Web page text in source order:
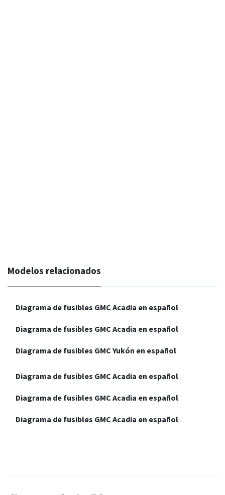
Modelos relacionados
Diagrama de fusibles GMC Acadia en español
Diagrama de fusibles GMC Acadia en español
Diagrama de fusibles GMC Yukón en español
Diagrama de fusibles GMC Acadia en español
Diagrama de fusibles GMC Acadia en español
Diagrama de fusibles GMC Acadia en español